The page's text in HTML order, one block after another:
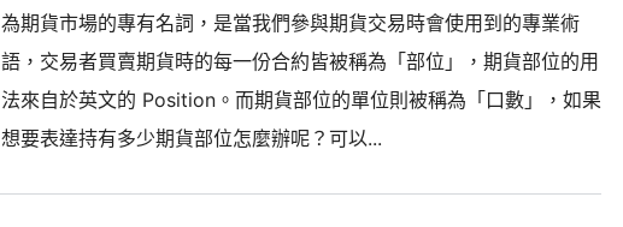
為期貨市場的專有名詞，是當我們參與期貨交易時會使用到的專業術
語，交易者買賣期貨時的每一份合約皆被稱為「部位」，期貨部位的用
法來自於英文的 Position。而期貨部位的單位則被稱為「口數」，如果
想要表達持有多少期貨部位怎麼辦呢？可以...